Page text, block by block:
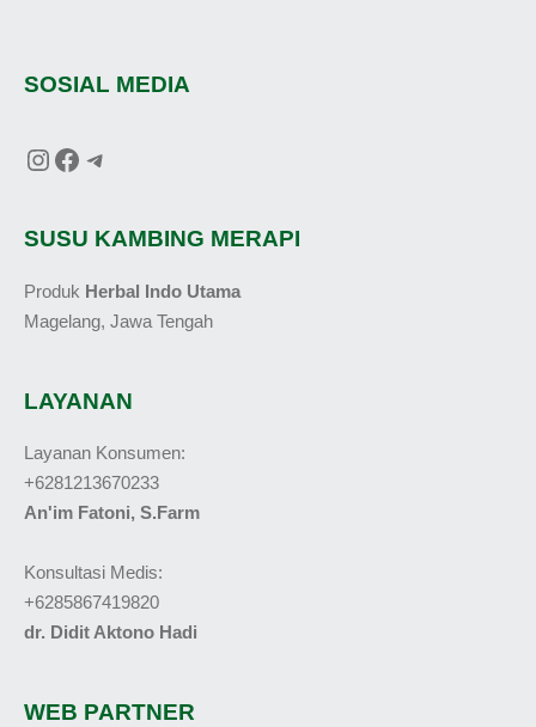
SOSIAL MEDIA
SUSU KAMBING MERAPI
Produk Herbal Indo Utama
Magelang, Jawa Tengah
LAYANAN
Layanan Konsumen:
+6281213670233
An'im Fatoni, S.Farm
Konsultasi Medis:
+6285867419820
dr. Didit Aktono Hadi
WEB PARTNER